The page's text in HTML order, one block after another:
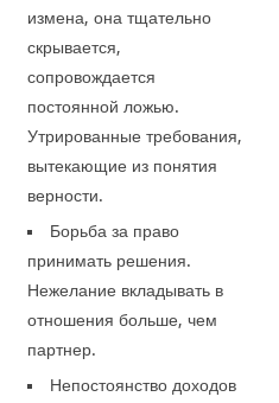
измена, она тщательно
скрывается,
сопровождается
постоянной ложью.
Утрированные требования,
вытекающие из понятия
верности.
Борьба за право
принимать решения.
Нежелание вкладывать в
отношения больше, чем
партнер.
Непостоянство доходов